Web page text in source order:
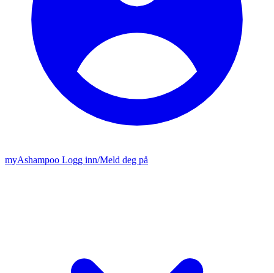
myAshampoo Logg inn/Meld deg på